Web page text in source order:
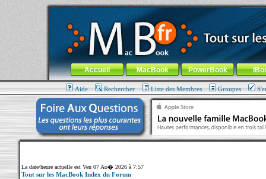
MacBook-fr.com : 100% Apple... 100% nomade !
Aller au contenu-Aller au menu général-Aller au menu de
Menu général
Accueil MacBook PowerBook
Aide Rechercher Liste des Membres Groupes
La date/heure actuelle est Ven 07 Ao� 2026 à 7:57
Tout sur les MacBook Index du Forum